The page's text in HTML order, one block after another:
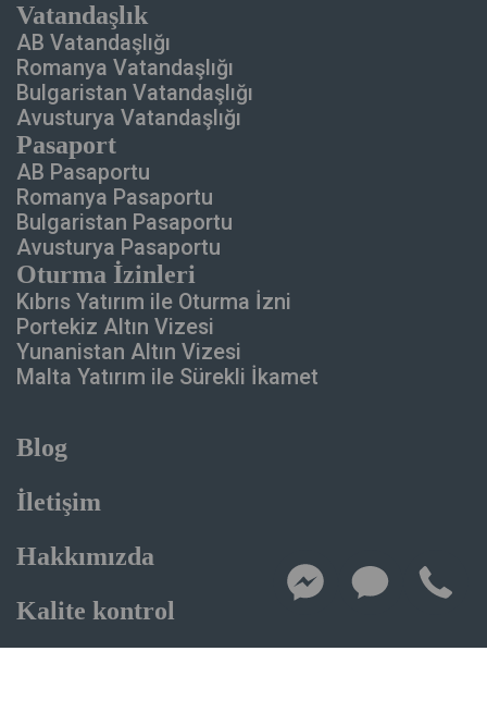
Vatandaşlık
AB Vatandaşlığı
Romanya Vatandaşlığı
Bulgaristan Vatandaşlığı
Avusturya Vatandaşlığı
Blog
İletişim
Pasaport
AB Pasaportu
Romanya Pasaportu
Bulgaristan Pasaportu
Avusturya Pasaportu
Hakkımızda
Kalite kontrol
Oturma İzinleri
Kıbrıs Yatırım ile Oturma İzni
Portekiz Altın Vizesi
Yunanistan Altın Vizesi
Malta Yatırım ile Sürekli İkamet